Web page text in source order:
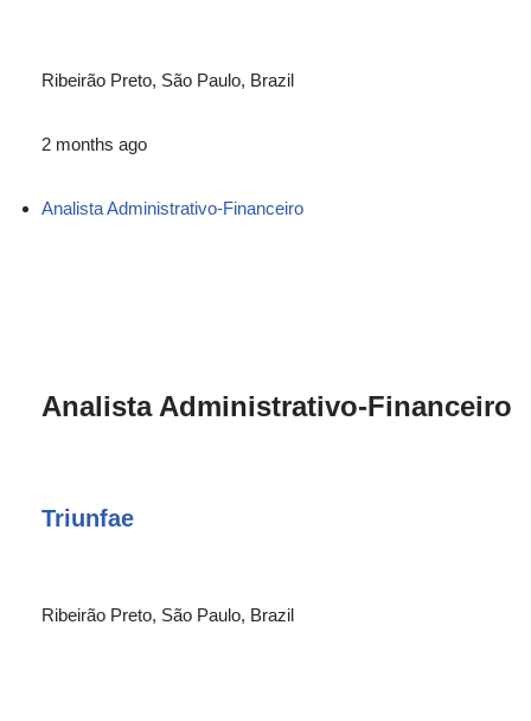
Ribeirão Preto, São Paulo, Brazil
2 months ago
Analista Administrativo-Financeiro
Analista Administrativo-Financeiro
Triunfae
Ribeirão Preto, São Paulo, Brazil